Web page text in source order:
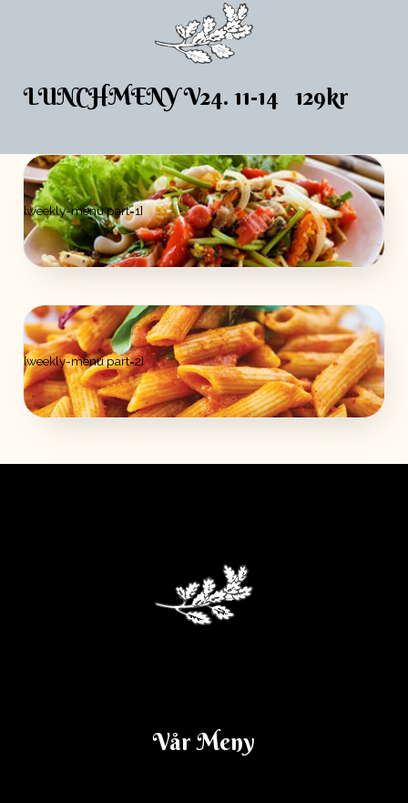
LUNCHMENY V24. 11-14 129kr
[weekly-menu part=1]
[weekly-menu part=2]
Vår Meny